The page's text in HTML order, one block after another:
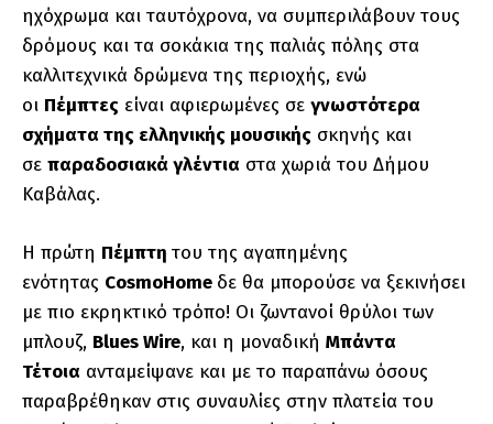
ηχόχρωμα και ταυτόχρονα, να συμπεριλάβουν τους
δρόμους και τα σοκάκια της παλιάς πόλης στα
καλλιτεχνικά δρώμενα της περιοχής, ενώ
οι Πέμπτες είναι αφιερωμένες σε γνωστότερα
σχήματα της ελληνικής μουσικής σκηνής και
σε παραδοσιακά γλέντια στα χωριά του Δήμου
Καβάλας.
Η πρώτη Πέμπτη του της αγαπημένης
ενότητας CosmoHome δε θα μπορούσε να ξεκινήσει
με πιο εκρηκτικό τρόπο! Οι ζωντανοί θρύλοι των
μπλουζ, Blues Wire, και η μοναδική Μπάντα
Τέτοια ανταμείψανε και με το παραπάνω όσους
παραβρέθηκαν στις συναυλίες στην πλατεία του